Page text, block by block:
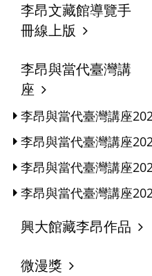
李昂文藏館導覽手
冊線上版
李昂與當代臺灣講
座
李昂與當代臺灣講座
李昂與當代臺灣講座
李昂與當代臺灣講座
李昂與當代臺灣講座
興大館藏李昂作品
微漫獎